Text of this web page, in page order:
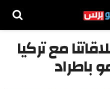
مع تركيا
باطراد